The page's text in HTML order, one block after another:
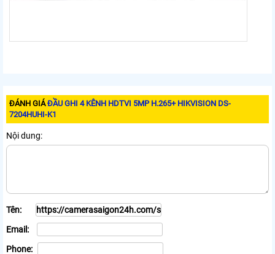
ĐÁNH GIÁĐẦU GHI 4 KÊNH HDTVI 5MP H.265+ HIKVISION DS-
7204HUHI-K1
Nội dung:
Tên:
Email:
Phone: